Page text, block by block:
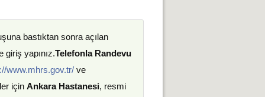
bastıktan sonra açılan
yapınız.Telefonla Randevu
www.mhrs.gov.tr/ve
için Ankara Hastanesi, resmi